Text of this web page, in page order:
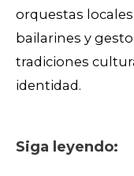
orquestas
bailarines y
tradiciones
identidad.
Siga leyendo: